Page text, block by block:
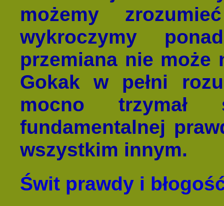
możemy
wykroczymy
przemiana nie może
Gokak w pełni
mocno trzymał
fundamentalnej
wszystkim innym.
Świt prawdy i